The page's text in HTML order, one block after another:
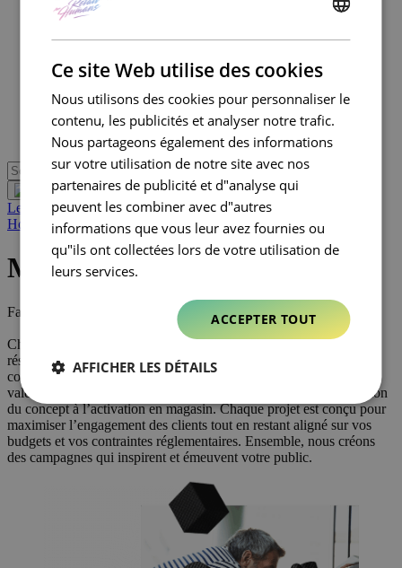
Nos clients
Pourquoi Altavia
Innovation
Réseau mondial
RSE
Chaîne d’approvisionnement
Let's Talk
Home
Marketing Direct
Marketing Direct
Favoriser l’engagement humain grâce à notre expertise adaptable
Chez Altavia, nos stratégies de marketing client se traduisent en
résultats réels et mesurables. Grâce à notre expertise en
communication commerciale et à notre maîtrise de la chaîne de
valeur, nous vous apportons un soutien irréprochable, de la création
du concept à l’activation en magasin. Chaque projet est conçu pour
maximiser l’engagement des clients tout en restant aligné sur vos
budgets et vos contraintes réglementaires. Ensemble, nous créons
des campagnes qui inspirent et émeuvent votre public.
Ce site Web utilise des cookies
Nous utilisons des cookies pour personnaliser le
contenu, les publicités et analyser notre trafic.
Nous partageons également des informations
sur votre utilisation de notre site avec nos
partenaires de publicité et d"analyse qui
peuvent les combiner avec d"autres
informations que vous leur avez fournies ou
qu"ils ont collectées lors de votre utilisation de
leurs services.
ACCEPTER TOUT
AFFICHER LES DÉTAILS